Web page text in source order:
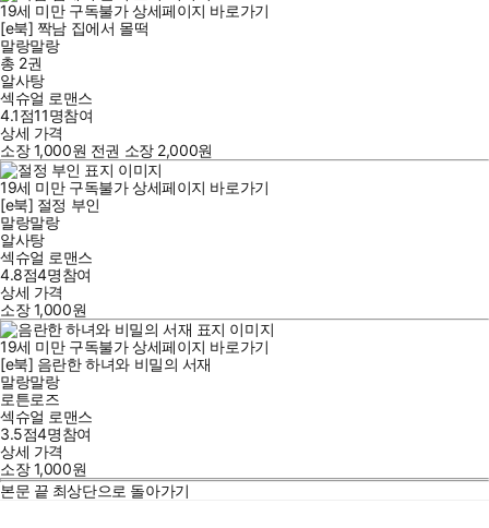
19세 미만 구독불가 상세페이지 바로가기
[e북] 짝남 집에서 몰떡
말랑말랑
총 2권
알사탕
섹슈얼 로맨스
4.1점11명참여
상세 가격
소장1,000원 전권 소장 2,000원
19세 미만 구독불가 상세페이지 바로가기
[e북] 절정 부인
말랑말랑
알사탕
섹슈얼 로맨스
4.8점4명참여
상세 가격
소장1,000원
19세 미만 구독불가 상세페이지 바로가기
[e북] 음란한 하녀와 비밀의 서재
말랑말랑
로튼로즈
섹슈얼 로맨스
3.5점4명참여
상세 가격
소장1,000원
본문 끝 최상단으로 돌아가기